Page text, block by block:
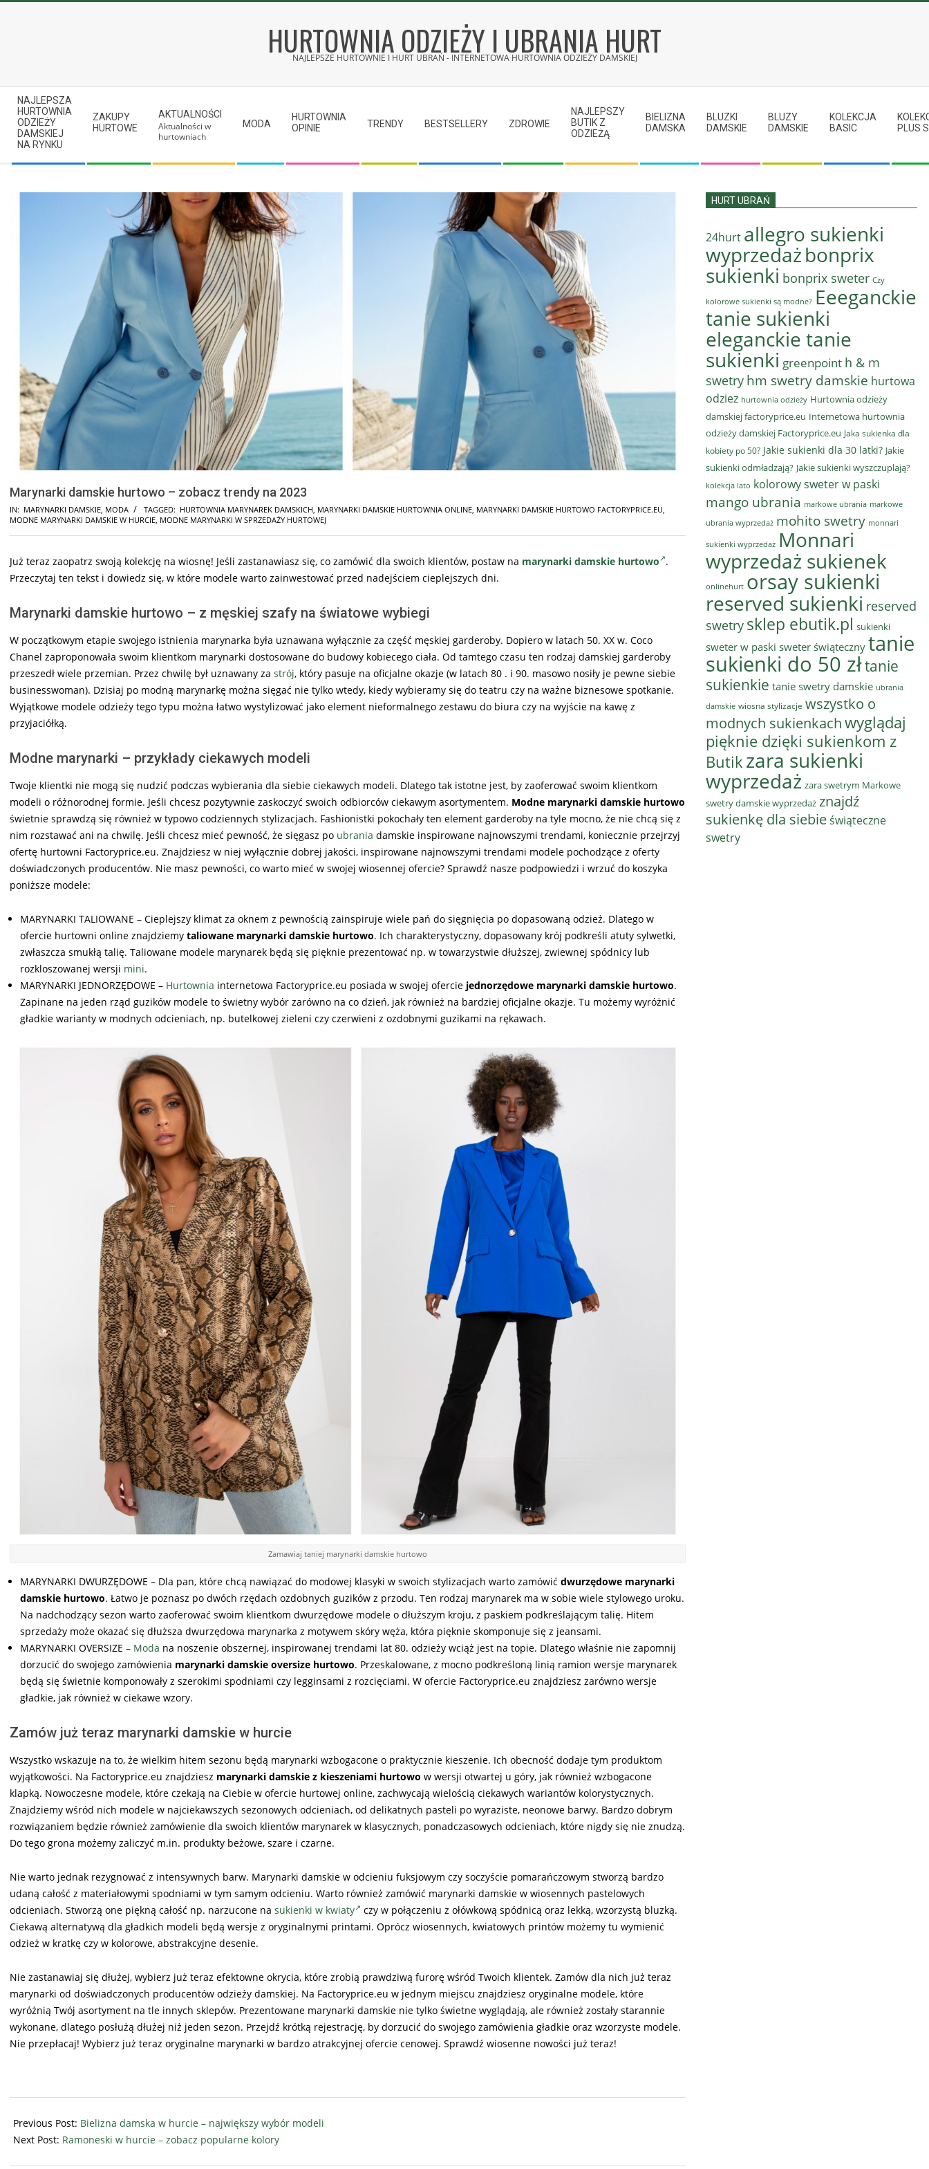
HURTOWNIA ODZIEŻY I UBRANIA HURT
NAJLEPSZE HURTOWNIE I HURT UBRAŃ - INTERNETOWA HURTOWNIA ODZIEŻY DAMSKIEJ
Secondary
Navigation
Menu
NAJLEPSZA
HURTOWNIA
ODZIEŻY
DAMSKIEJ
NA RYNKU
ZAKUPY
HURTOWE
AKTUALNOŚCI
Aktualności w
hurtowniach
MODA
HURTOWNIA
OPINIE
TRENDY BESTSELLERY ZDROWIE
NAJLEPSZY
BUTIK Z
ODZIEŻĄ
BIELIZNA
DAMSKA
BLUZKI
DAMSKIE
BLUZY
DAMSKIE
KOLEKCJA
BASIC
PLUS
Marynarki damskie hurtowo – zobacz trendy na 2023
IN: MARYNARKI DAMSKIE MODA TAGGED: HURTOWNIA MARYNAREK DAMSKICH MARYNARKI DAMSKIE HURTOWNIA ONLINE MARYNARKI DAMSKIE HURTOWO FACTORYPRICE.EU
MODNE MARYNARKI DAMSKIE W HURCIE MODNE MARYNARKI W SPRZEDAŻY HURTOWEJ
Już teraz zaopatrz swoją kolekcję na wiosnę! Jeśli zastanawiasz się, co zamówić dla swoich klientów, postaw na marynarki damskie hurtowo .
Przeczytaj ten tekst i dowiedz się, w które modele warto zainwestować przed nadejściem cieplejszych dni.
Marynarki damskie hurtowo – z męskiej szafy na światowe wybiegi
W początkowym etapie swojego istnienia marynarka była uznawana wyłącznie za część męskiej garderoby. Dopiero w latach 50. XX w. Coco
Chanel zaproponowała swoim klientkom marynarki dostosowane do budowy kobiecego ciała. Od tamtego czasu ten rodzaj damskiej garderoby
przeszedł wiele przemian. Przez chwilę był uznawany za strój, który pasuje na oficjalne okazje (w latach 80 . i 90. masowo nosiły je pewne siebie
businesswoman). Dzisiaj po modną marynarkę można sięgać nie tylko wtedy, kiedy wybieramy się do teatru czy na ważne biznesowe spotkanie.
Wyjątkowe modele odzieży tego typu można łatwo wystylizować jako element nieformalnego zestawu do biura czy na wyjście na kawę z
przyjaciółką.
Modne marynarki – przykłady ciekawych modeli
Twoje klientki nie mogą się nudzić podczas wybierania dla siebie ciekawych modeli. Dlatego tak istotne jest, by zaoferować swoim klientkom
modeli o różnorodnej formie. Jeśli chcesz pozytywnie zaskoczyć swoich odbiorców ciekawym asortymentem. Modne marynarki damskie hurtowo
świetnie sprawdzą się również w typowo codziennych stylizacjach. Fashionistki pokochały ten element garderoby na tyle mocno, że nie chcą się z
nim rozstawać ani na chwilę. Jeśli chcesz mieć pewność, że sięgasz po ubrania damskie inspirowane najnowszymi trendami, koniecznie przejrzyj
ofertę hurtowni Factoryprice.eu. Znajdziesz w niej wyłącznie dobrej jakości, inspirowane najnowszymi trendami modele pochodzące z oferty
doświadczonych producentów. Nie masz pewności, co warto mieć w swojej wiosennej ofercie? Sprawdź nasze podpowiedzi i wrzuć do koszyka
poniższe modele:
MARYNARKI TALIOWANE – Cieplejszy klimat za oknem z pewnością zainspiruje wiele pań do sięgnięcia po dopasowaną odzież. Dlatego w
ofercie hurtowni online znajdziemy taliowane marynarki damskie hurtowo. Ich charakterystyczny, dopasowany krój podkreśli atuty sylwetki,
zwłaszcza smukłą talię. Taliowane modele marynarek będą się pięknie prezentować np. w towarzystwie dłuższej, zwiewnej spódnicy lub
rozkloszowanej wersji mini.
MARYNARKI JEDNORZĘDOWE – Hurtownia internetowa Factoryprice.eu posiada w swojej ofercie jednorzędowe marynarki damskie hurtowo.
Zapinane na jeden rząd guzików modele to świetny wybór zarówno na co dzień, jak również na bardziej oficjalne okazje. Tu możemy wyróżnić
gładkie warianty w modnych odcieniach, np. butelkowej zieleni czy czerwieni z ozdobnymi guzikami na rękawach.
Zamawiaj taniej marynarki damskie hurtowo
MARYNARKI DWURZĘDOWE – Dla pan, które chcą nawiązać do modowej klasyki w swoich stylizacjach warto zamówić dwurzędowe marynarki
damskie hurtowo. Łatwo je poznasz po dwóch rzędach ozdobnych guzików z przodu. Ten rodzaj marynarek ma w sobie wiele stylowego uroku.
Na nadchodzący sezon warto zaoferować swoim klientkom dwurzędowe modele o dłuższym kroju, z paskiem podkreślającym talię. Hitem
sprzedaży może okazać się dłuższa dwurzędowa marynarka z motywem skóry węża, która pięknie skomponuje się z jeansami.
MARYNARKI OVERSIZE – Moda na noszenie obszernej, inspirowanej trendami lat 80. odzieży wciąż jest na topie. Dlatego właśnie nie zapomnij
dorzucić do swojego zamówienia marynarki damskie oversize hurtowo. Przeskalowane, z mocno podkreśloną linią ramion wersje marynarek
będą się świetnie komponowały z szerokimi spodniami czy legginsami z rozcięciami. W ofercie Factoryprice.eu znajdziesz zarówno wersje
gładkie, jak również w ciekawe wzory.
Zamów już teraz marynarki damskie w hurcie
Wszystko wskazuje na to, że wielkim hitem sezonu będą marynarki wzbogacone o praktycznie kieszenie. Ich obecność dodaje tym produktom
wyjątkowości. Na Factoryprice.eu znajdziesz marynarki damskie z kieszeniami hurtowo w wersji otwartej u góry, jak również wzbogacone
klapką. Nowoczesne modele, które czekają na Ciebie w ofercie hurtowej online, zachwycają wielością ciekawych wariantów kolorystycznych.
Znajdziemy wśród nich modele w najciekawszych sezonowych odcieniach, od delikatnych pasteli po wyraziste, neonowe barwy. Bardzo dobrym
rozwiązaniem będzie również zamówienie dla swoich klientów marynarek w klasycznych, ponadczasowych odcieniach, które nigdy się nie znudzą.
Do tego grona możemy zaliczyć m.in. produkty beżowe, szare i czarne.
Nie warto jednak rezygnować z intensywnych barw. Marynarki damskie w odcieniu fuksjowym czy soczyście pomarańczowym stworzą bardzo
udaną całość z materiałowymi spodniami w tym samym odcieniu. Warto również zamówić marynarki damskie w wiosennych pastelowych
odcieniach. Stworzą one piękną całość np. narzucone na sukienki w kwiaty
czy w połączeniu z ołówkową spódnicą oraz lekką, wzorzystą bluzką.
Ciekawą alternatywą dla gładkich modeli będą wersje z oryginalnymi printami. Oprócz wiosennych, kwiatowych printów możemy tu wymienić
odzież w kratkę czy w kolorowe, abstrakcyjne desenie.
Nie zastanawiaj się dłużej, wybierz już teraz efektowne okrycia, które zrobią prawdziwą furorę wśród Twoich klientek. Zamów dla nich już teraz
marynarki od doświadczonych producentów odzieży damskiej. Na Factoryprice.eu w jednym miejscu znajdziesz oryginalne modele, które
wyróżnią Twój asortyment na tle innych sklepów. Prezentowane marynarki damskie nie tylko świetne wyglądają, ale również zostały starannie
wykonane, dlatego posłużą dłużej niż jeden sezon. Przejdź krótką rejestrację, by dorzucić do swojego zamówienia gładkie oraz wzorzyste modele.
Nie przepłacaj! Wybierz już teraz oryginalne marynarki w bardzo atrakcyjnej ofercie cenowej. Sprawdź wiosenne nowości już teraz!
02-
25
Previous Post: Bielizna damska w hurcie – największy wybór modeli
Next Post: Ramoneski w hurcie – zobacz popularne kolory
HURT UBRAŃ
24hurt allegro sukienki
wyprzedażbonprix
sukienki bonprix sweter Czy
kolorowe sukienki są modne? Eeeganckie
tanie sukienki
eleganckie tanie
sukienki greenpoint h & m
swetry hm swetry damskie hurtowa
odziez hurtownia odzieży Hurtownia odzieży
damskiej factoryprice.eu Internetowa hurtownia
odzieży damskiej Factoryprice.eu Jaka sukienka dla
kobiety po 50? Jakie sukienki dla 30 latki? Jakie
sukienki odmładzają? Jakie sukienki wyszczuplają?
kolekcja lato kolorowy sweter w paski
mango ubrania markowe ubrania markowe
ubrania wyprzedaż mohito swetry monnari
sukienki wyprzedaż Monnari
wyprzedaż sukienek
onlinehurt orsay sukienki
reserved sukienki reserved
swetry sklep ebutik.pl sukienki
sweter w paski sweter świątecznytanie
sukienki do 50 złtanie
sukienkie tanie swetry damskie ubrania
damskie wiosna stylizacje wszystko o
modnych sukienkachwyglądaj
pięknie dzięki sukienkom z
Butik zara sukienki
wyprzedaż zara swetrym Markowe
swetry damskie wyprzedaż znajdź
sukienkę dla siebieświąteczne
swetry